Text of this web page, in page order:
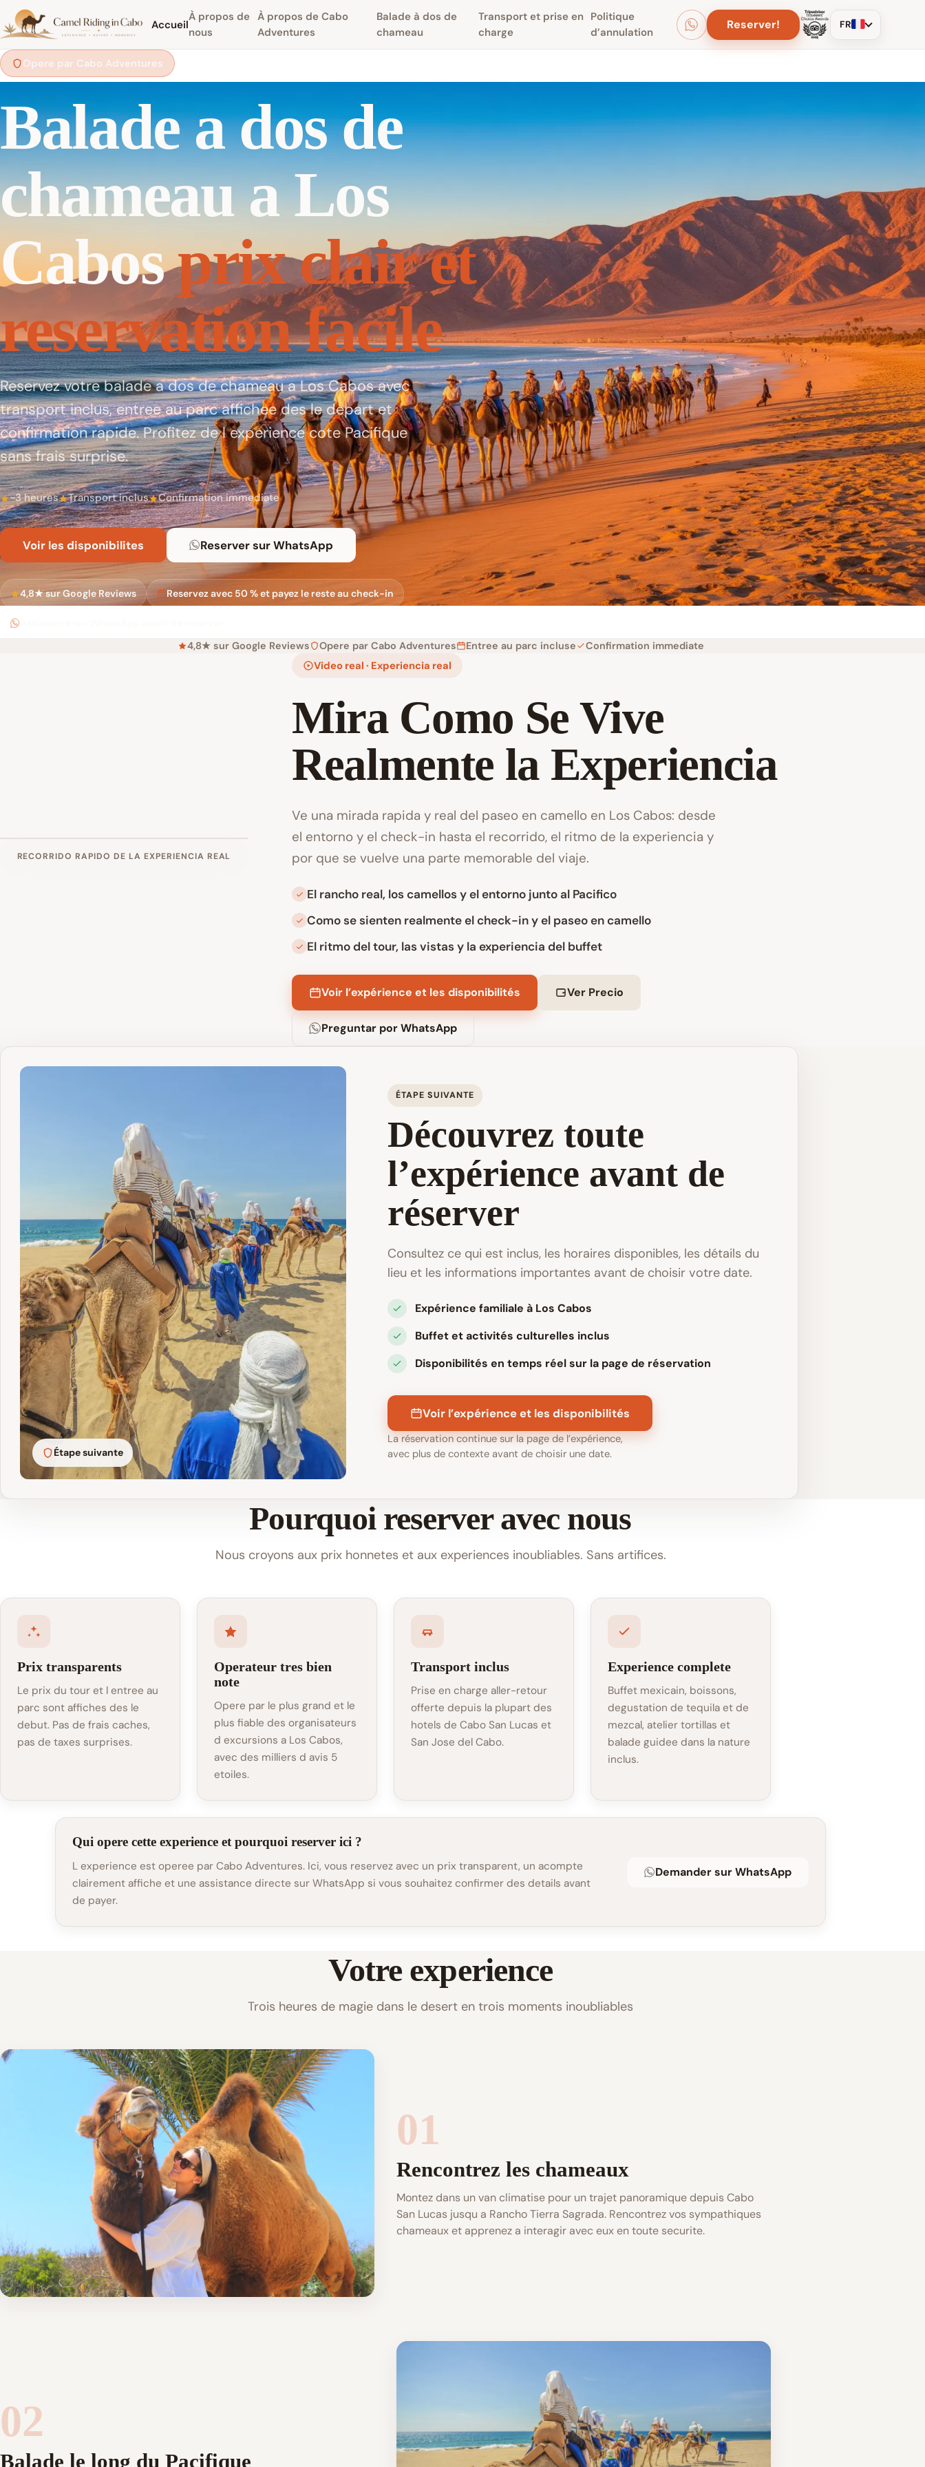
Accueil
À propos de
nous
À propos de Cabo
Adventures
Balade à dos de
chameau
Transport et prise en
charge
Politique
d’annulation
Reserver! FR
Opere par Cabo Adventures
Balade a dos de
chameau a Los
Cabosprix clair et
reservation facile
Reservez votre balade a dos de chameau a Los Cabos avec
transport inclus, entree au parc affichee des le depart et
confirmation rapide. Profitez de l experience cote Pacifique
sans frais surprise.
~3 heures Transport inclus Confirmation immediate
Voir les disponibilites Reserver sur WhatsApp
4,8★ sur Google Reviews Reservez avec 50 % et payez le reste au check-in
4,8★ sur Google Reviews
Opere par Cabo Adventures Entree au parc incluse Confirmation immediate
RECORRIDO RAPIDO DE LA EXPERIENCIA REAL
Video real · Experiencia real
Mira Como Se Vive
Realmente la Experiencia
Ve una mirada rapida y real del paseo en camello en Los Cabos: desde
el entorno y el check-in hasta el recorrido, el ritmo de la experiencia y
por que se vuelve una parte memorable del viaje.
El rancho real, los camellos y el entorno junto al Pacifico
Como se sienten realmente el check-in y el paseo en camello
El ritmo del tour, las vistas y la experiencia del buffet
Voir l’expérience et les disponibilités Ver Precio
Preguntar por WhatsApp
Étape suivante
ÉTAPE SUIVANTE
Découvrez toute
l’expérience avant de
réserver
Consultez ce qui est inclus, les horaires disponibles, les détails du
lieu et les informations importantes avant de choisir votre date.
Expérience familiale à Los Cabos
Buffet et activités culturelles inclus
Disponibilités en temps réel sur la page de réservation
Voir l’expérience et les disponibilités
La réservation continue sur la page de l’expérience,
avec plus de contexte avant de choisir une date.
Pourquoi reserver avec nous
Nous croyons aux prix honnetes et aux experiences inoubliables. Sans artifices.
Prix transparents
Le prix du tour et l entree au
parc sont affiches des le
debut. Pas de frais caches,
pas de taxes surprises.
Operateur tres bien
note
Opere par le plus grand et le
plus fiable des organisateurs
d excursions a Los Cabos,
avec des milliers d avis 5
etoiles.
Transport inclus
Prise en charge aller-retour
offerte depuis la plupart des
hotels de Cabo San Lucas et
San Jose del Cabo.
Experience complete
Buffet mexicain, boissons,
degustation de tequila et de
mezcal, atelier tortillas et
balade guidee dans la nature
inclus.
Qui opere cette experience et pourquoi reserver ici ?
L experience est operee par Cabo Adventures. Ici, vous reservez avec un prix transparent, un acompte
clairement affiche et une assistance directe sur WhatsApp si vous souhaitez confirmer des details avant
de payer.
Demander sur WhatsApp
Votre experience
Trois heures de magie dans le desert en trois moments inoubliables
01
Rencontrez les chameaux
Montez dans un van climatise pour un trajet panoramique depuis Cabo
San Lucas jusqu a Rancho Tierra Sagrada. Rencontrez vos sympathiques
chameaux et apprenez a interagir avec eux en toute securite.
02
Balade le long du Pacifique